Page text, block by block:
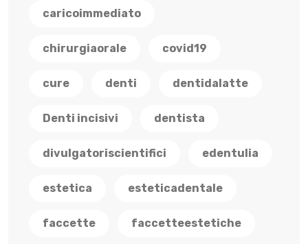
caricoimmediato
chirurgiaorale covid19
cure denti dentidalatte
Denti incisivi dentista
divulgatoriscientifici edentulia
estetica esteticadentale
faccette faccetteestetiche